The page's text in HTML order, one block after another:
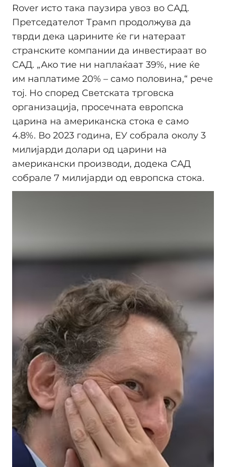
Rover исто така паузира увоз во САД.
Претседателот Трамп продолжува да
тврди дека царините ќе ги натераат
странските компании да инвестираат во
САД. „Ако тие ни наплаќаат 39%, ние ќе
им наплатиме 20% – само половина,“ рече
тој. Но според Светската трговска
организација, просечната европска
царина на американска стока е само
4.8%. Во 2023 година, ЕУ собрала околу 3
милијарди долари од царини на
американски производи, додека САД
собрале 7 милијарди од европска стока.